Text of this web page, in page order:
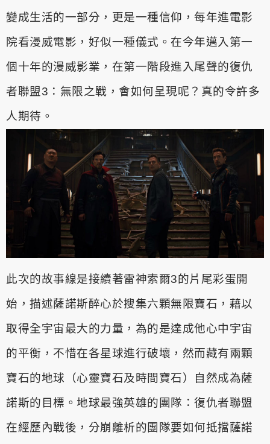
變成生活的一部分， 更是一種信仰，每年進電影
院看漫威電影，好似一種儀式。在今年邁入第一
個十年的漫威影業，在第一階段進入尾聲的復仇
者聯盟3：無限之戰，會如何呈現呢？真的令許多
人期待。
此次的故事線是接續著雷神索爾3的片尾彩蛋開
始，描述薩諾斯醉心於搜集六顆無限寶石，藉以
取得全宇宙最大的力量，為的是達成他心中宇宙
的平衡，不惜在各星球進行破壞，然而藏有兩顆
寶石的地球（心靈寶石及時間寶石）自然成為薩
諾斯的目標。地球最強英雄的團隊： 復仇者聯盟
在經歷內戰後，分崩離析的團隊要如何抵擋薩諾